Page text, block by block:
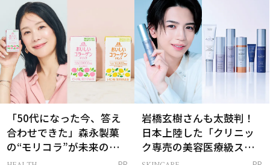
「50代になった今、答え
合わせできた」森永製菓
の“モリコラ”が未来のキ
レイを連れてくる！
岩橋玄樹さんも太鼓判！
日本上陸した「クリニッ
ク専売の美容医療級スキ
ンケア」